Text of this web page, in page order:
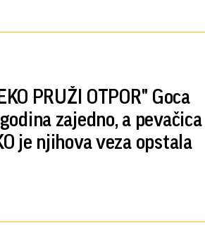
PRUŽI OTPOR" Goca
zajedno, a pevačica
je njihova veza opstala